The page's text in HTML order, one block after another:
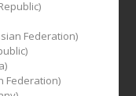
Federation)
Federation)